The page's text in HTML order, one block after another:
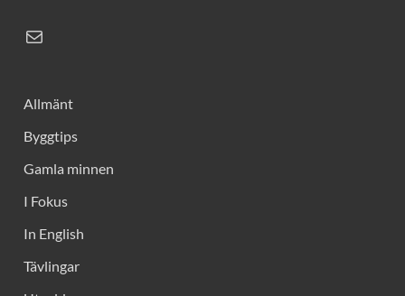
Allmänt
Byggtips
Gamla minnen
I Fokus
In English
Tävlingar